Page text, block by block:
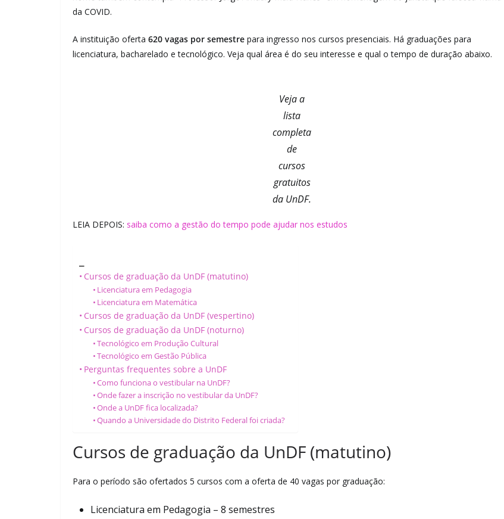
da COVID.
A instituição oferta 620 vagas por semestre para ingresso nos cursos presenciais. Há graduações para
licenciatura, bacharelado e tecnológico. Veja qual área é do seu interesse e qual o tempo de duração abaixo.
Veja a
lista
completa
de
cursos
gratuitos
da UnDF.
LEIA DEPOIS: saiba como a gestão do tempo pode ajudar nos estudos
Cursos de graduação da UnDF (matutino)
Licenciatura em Pedagogia
Licenciatura em Matemática
Cursos de graduação da UnDF (vespertino)
Cursos de graduação da UnDF (noturno)
Tecnológico em Produção Cultural
Tecnológico em Gestão Pública
Perguntas frequentes sobre a UnDF
Como funciona o vestibular na UnDF?
Onde fazer a inscrição no vestibular da UnDF?
Onde a UnDF fica localizada?
Quando a Universidade do Distrito Federal foi criada?
Cursos de graduação da UnDF (matutino)
Para o período são ofertados 5 cursos com a oferta de 40 vagas por graduação:
Licenciatura em Pedagogia – 8 semestres